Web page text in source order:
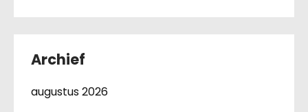
Archief
augustus 2026